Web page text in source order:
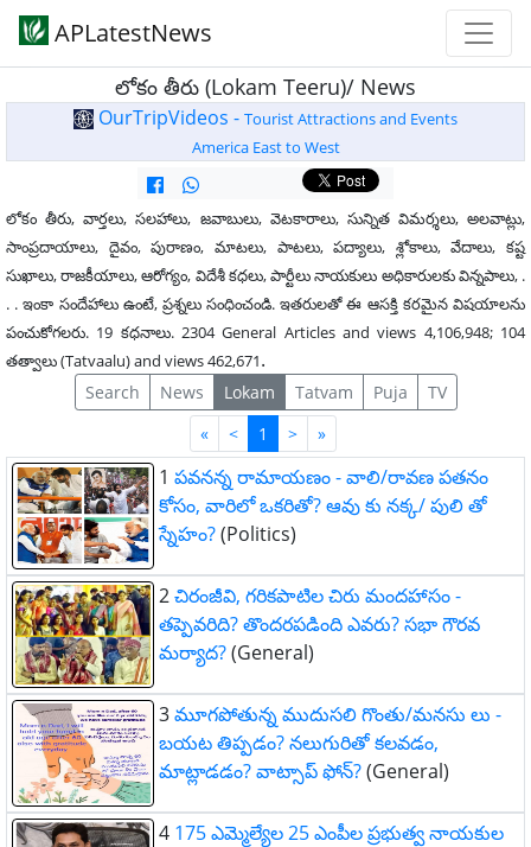
APLatestNews
లోకం తీరు (Lokam Teeru)/ News
OurTripVideos - Tourist Attractions and Events
America East to West
లోకం తీరు, వార్తలు, సలహాలు, జవాబులు, వెటకారాలు, సున్నిత విమర్శలు, అలవాట్లు,
సాంప్రదాయాలు, దైవం, పురాణం, మాటలు, పాటలు, పద్యాలు, శ్లోకాలు, వేదాలు, కష్ట
సుఖాలు, రాజకీయాలు, ఆరోగ్యం, విదేశీ కధలు, పార్టీలు నాయకులు అధికారులకు విన్నపాలు, .
. . ఇంకా సందేహాలు ఉంటే, ప్రశ్నలు సంధించండి. ఇతరులతో ఈ ఆసక్తి కరమైన విషయాలను
పంచుకోగలరు. 19 కధనాలు. 2304 General Articles and views 4,106,948; 104
తత్వాలు (Tatvaalu) and views 462,671.
Search News Lokam Tatvam Puja
TV
«First
< 1 > »Last
1 పవనన్న రామాయణం - వాలి/రావణ పతనం
కోసం, వారిలో ఒకరితో? ఆవు కు నక్క/ పులి తో
స్నేహం?(Politics)
2చిరంజీవి, గరికపాటిల చిరు మందహాసం -
తప్పెవరిది? తొందరపడింది ఎవరు? సభా గౌరవ
మర్యాద?(General)
3మూగపోతున్న ముదుసలి గొంతు/మనసు లు -
బయట తిప్పడం? నలుగురితో కలవడం,
మాట్లాడడం? వాట్సాప్ ఫోన్?(General)
4 175 ఎమ్మెల్యేల 25 ఎంపీల ప్రభుత్వ నాయకుల